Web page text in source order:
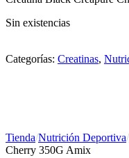
Sin existencias
Categorías: Creatinas,
Tienda/Nutrición Deportiva/
Cherry 350G Amix